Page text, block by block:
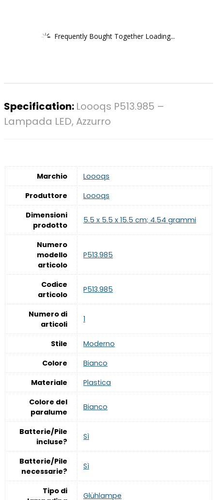
Frequently Bought Together Loading...
Specification: Loooqs P513.985 –
Lampada LED, Azzurro
Marchio
‎Loooqs
Produttore
‎Loooqs
Dimensioni
prodotto
‎5.5 x 5.5 x 15.5 cm; 4.54 grammi
Numero
modello
articolo
‎P513.985
Codice
articolo
‎P513.985
Numero di
articoli
‎1
Stile
‎Moderno
Colore
‎Bianco
Materiale
‎Plastica
Colore del
paralume
‎Bianco
Batterie/Pile
incluse?
‎Sì
Batterie/Pile
necessarie?
‎Sì
Tipo di
‎Glühlampe